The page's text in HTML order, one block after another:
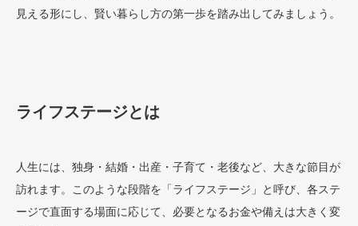
見える形にし、賢い暮らし方の第一歩を踏み出してみましょう。
ライフステージとは
人生には、独身・結婚・出産・子育て・老後など、大きな節目が
訪れます。このような段階を「ライフステージ」と呼び、各ステ
ージで直面する場面に応じて、必要となるお金や備えは大きく変